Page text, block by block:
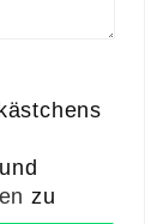
und
zu